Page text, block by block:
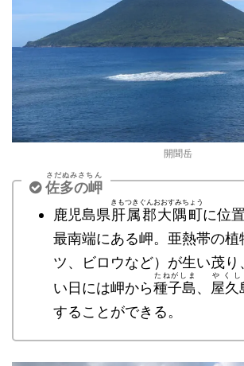
開聞岳
佐多の岬
さだぬみさちん
鹿児島県肝属郡大隅町
きもつきぐんおおすみちょう
に位
最南端にある岬。亜熱帯の植
ツ、ビロウなど）が生い茂り
い日には岬から種子島
たねがしま
、 屋久
やくし
することができる。